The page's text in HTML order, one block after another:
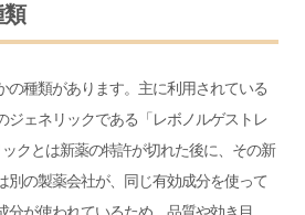
類
の種類があります。主に利用されている
ジェネリックである「レボノルゲストレ
クとは新薬の特許が切れた後に、その新
別の製薬会社が、同じ有効成分を使って